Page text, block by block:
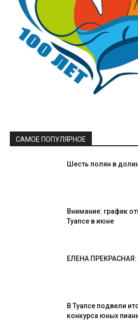
САМОЕ ПОПУЛЯРНОЕ
Шесть полян в
Внимание: график
Туапсе в июне
ЕЛЕНА
В Туапсе подвели
конкурса юных